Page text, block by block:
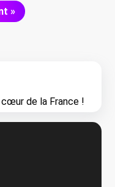
»
de la France !